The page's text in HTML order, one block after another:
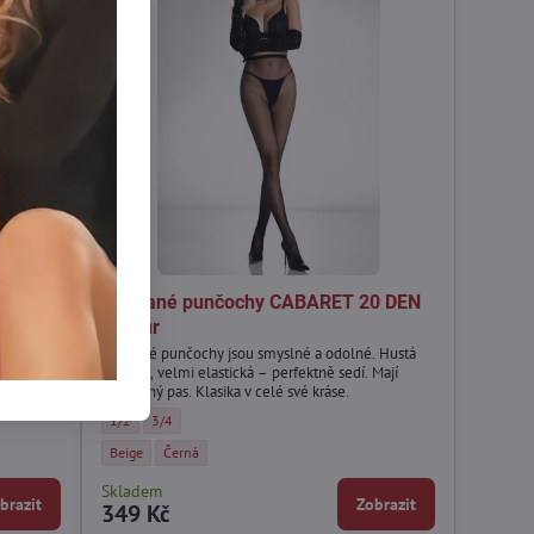
DEN
120 DEN Marilyn - Velikost:
DEN Marilyn - Barva:
Síťované punčochy CABARET 20 DEN
Amour
Síťované punčochy jsou smyslné a odolné. Hustá
síťovina, velmi elastická – perfektně sedí. Mají
pohodlný pas. Klasika v celé své kráse.
Síťované punčochy CABARET 20 DEN Amour - Velikost:
1/2 Síťované punčochy CABARET 20 DEN Amour - Velikost:
3/4
Síťované punčochy CABARET 20 DEN Amour - Barva:
Beige Síťované punčochy CABARET 20 DEN Amour - Barva:
Černá
Skladem
349 Kč Zobrazit